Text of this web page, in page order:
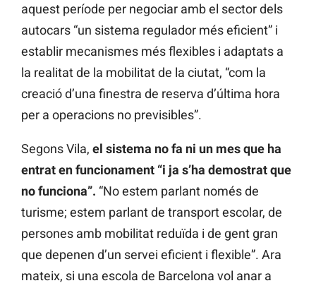
aquest període per negociar amb el sector dels
autocars “un sistema regulador més eficient” i
establir mecanismes més flexibles i adaptats a
la realitat de la mobilitat de la ciutat, “com la
creació d’una finestra de reserva d’última hora
per a operacions no previsibles”.
Segons Vila, el sistema no fa ni un mes que ha
entrat en funcionament “i ja s’ha demostrat que
no funciona”. “No estem parlant només de
turisme; estem parlant de transport escolar, de
persones amb mobilitat reduïda i de gent gran
que depenen d’un servei eficient i flexible”. Ara
mateix, si una escola de Barcelona vol anar a